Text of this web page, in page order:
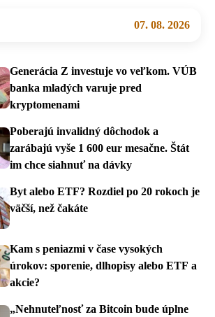
07. 08. 2026
Generácia Z investuje vo veľkom. VÚB
banka mladých varuje pred
kryptomenami
Poberajú invalidný dôchodok a
zarábajú vyše 1 600 eur mesačne. Štát
im chce siahnuť na dávky
Byt alebo ETF? Rozdiel po 20 rokoch je
väčší, než čakáte
Kam s peniazmi v čase vysokých
úrokov: sporenie, dlhopisy alebo ETF a
akcie?
„Nehnuteľnosť za Bitcoin bude úplne